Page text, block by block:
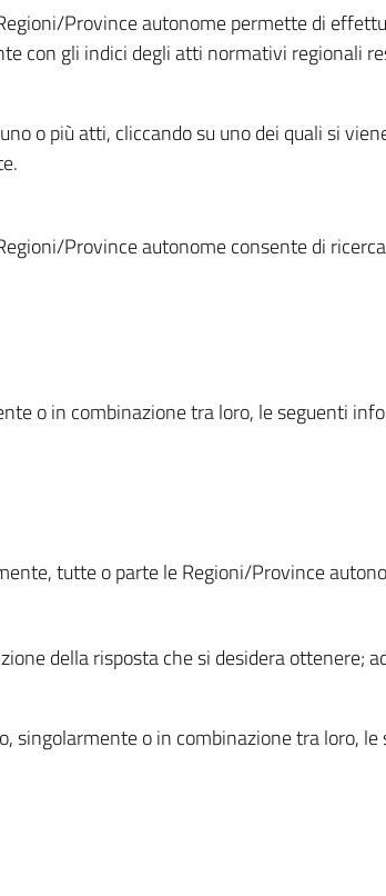
Province autonome permette di
con gli indici degli atti normativi regionali
o più atti, cliccando su uno dei quali si
Province autonome consente di
o in combinazione tra loro, le seguenti
tutte o parte le Regioni/Province
della risposta che si desidera ottenere;
singolarmente o in combinazione tra loro, le